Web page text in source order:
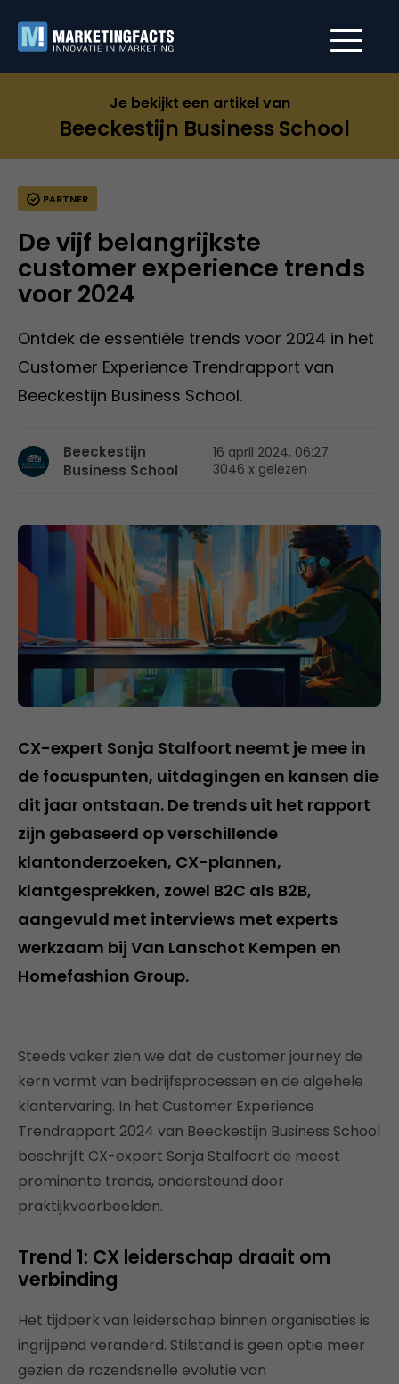
Je bekijkt een artikel van
Beeckestijn Business School
PARTNER
De vijf belangrijkste
customer experience trends
voor 2024
Ontdek de essentiële trends voor 2024 in het
Customer Experience Trendrapport van
Beeckestijn Business School.
Beeckestijn
Business School
16 april 2024, 06:27
3046 x gelezen
CX-expert Sonja Stalfoort neemt je mee in
de focuspunten, uitdagingen en kansen die
dit jaar ontstaan. De trends uit het rapport
zijn gebaseerd op verschillende
klantonderzoeken, CX-plannen,
klantgesprekken, zowel B2C als B2B,
aangevuld met interviews met experts
werkzaam bij Van Lanschot Kempen en
Homefashion Group.
Steeds vaker zien we dat de customer journey de
kern vormt van bedrijfsprocessen en de algehele
klantervaring. In het Customer Experience
Trendrapport 2024 van Beeckestijn Business School
beschrijft CX-expert Sonja Stalfoort de meest
prominente trends, ondersteund door
praktijkvoorbeelden.
Trend 1: CX leiderschap draait om
verbinding
Het tijdperk van leiderschap binnen organisaties is
ingrijpend veranderd. Stilstand is geen optie meer
gezien de razendsnelle evolutie van